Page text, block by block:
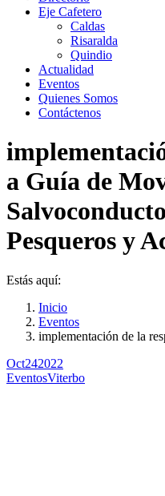
Eje Cafetero
Caldas
Risaralda
Quindio
Actualidad
Eventos
Quienes Somos
Contáctenos
a Guía de
Pesqueros y
Estás aquí:
Inicio
Eventos
implementación de la
Oct242022
EventosViterbo